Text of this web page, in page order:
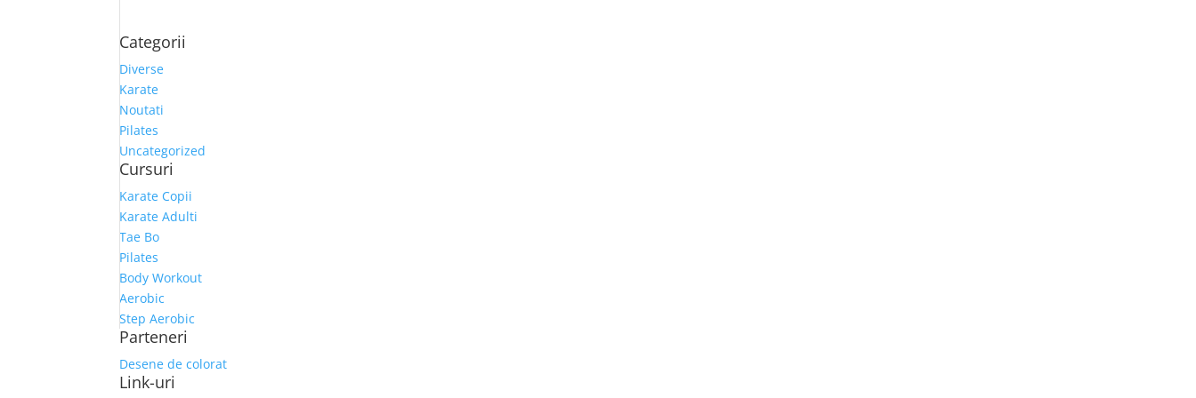
Categorii
Diverse
Karate
Noutati
Pilates
Uncategorized
Cursuri
Karate Copii
Karate Adulti
Tae Bo
Pilates
Body Workout
Aerobic
Step Aerobic
Parteneri
Desene de colorat
Link-uri